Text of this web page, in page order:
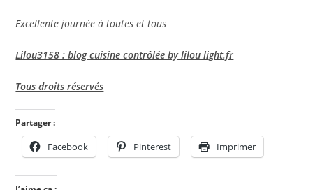
Excellente journée à toutes et tous
Lilou3158 : blog cuisine contrôlée by lilou light.fr
Tous droits réservés
Partager :
Facebook Pinterest Imprimer